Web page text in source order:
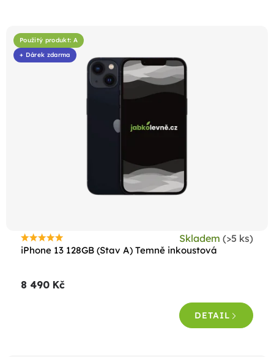
Použitý produkt: A
+ Dárek zdarma
iPhone 13 128GB (Stav A) Temně inkoustová
Průměrné
je
Skladem (>5 ks)
8 490 Kč
DETAIL